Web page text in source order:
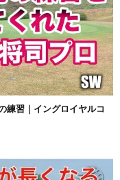
練習｜イングロイヤルコ